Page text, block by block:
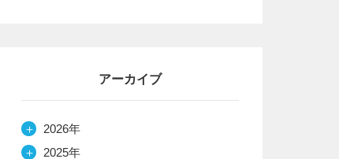
アーカイブ
＋
2026年
＋
2025年